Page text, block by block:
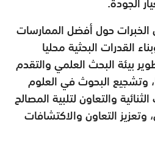
الخبرات حول أفضل الممارسات
القدرات البحثية محليا
بيئة البحث العلمي والتقدم
وتشجيع البحوث في العلوم
والتعاون لتلبية المصالح
التعاون والاكتشافات